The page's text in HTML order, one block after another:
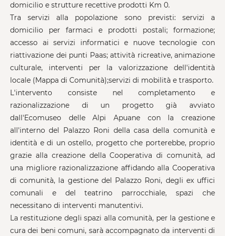
domicilio e strutture recettive prodotti Km 0.
Tra servizi alla popolazione sono previsti: servizi a
domicilio per farmaci e prodotti postali; formazione;
accesso ai servizi informatici e nuove tecnologie con
riattivazione dei punti Paas; attività ricreative, animazione
culturale, interventi per la valorizzazione dell'identità
locale (Mappa di Comunità);servizi di mobilità e trasporto.
L'intervento consiste nel completamento e
razionalizzazione di un progetto già avviato
dall'Ecomuseo delle Alpi Apuane con la creazione
all'interno del Palazzo Roni della casa della comunità e
identità e di un ostello, progetto che porterebbe, proprio
grazie alla creazione della Cooperativa di comunità, ad
una migliore razionalizzazione affidando alla Cooperativa
di comunità, la gestione del Palazzo Roni, degli ex uffici
comunali e del teatrino parrocchiale, spazi che
necessitano di interventi manutentivi.
La restituzione degli spazi alla comunità, per la gestione e
cura dei beni comuni, sarà accompagnato da interventi di